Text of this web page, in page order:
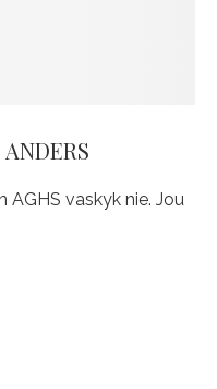
ANDERS
AGHS vaskyk nie. Jou